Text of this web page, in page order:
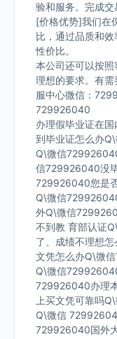
验和服务。完成
[价格优势]我们在
比，通过品质和
性价比。
本公司还可以按
理想的要求。有
服中心微信：
729926040
办理假毕业证在
到毕业证怎么办
Q\微信
信729926040没
729926040您是
Q\微信
外Q\微信
不到教 育部认证
了、成绩不理想
文凭怎么办Q\微
Q\微信
729926040办理
上买文凭可靠吗
Q\微信
729926040国外